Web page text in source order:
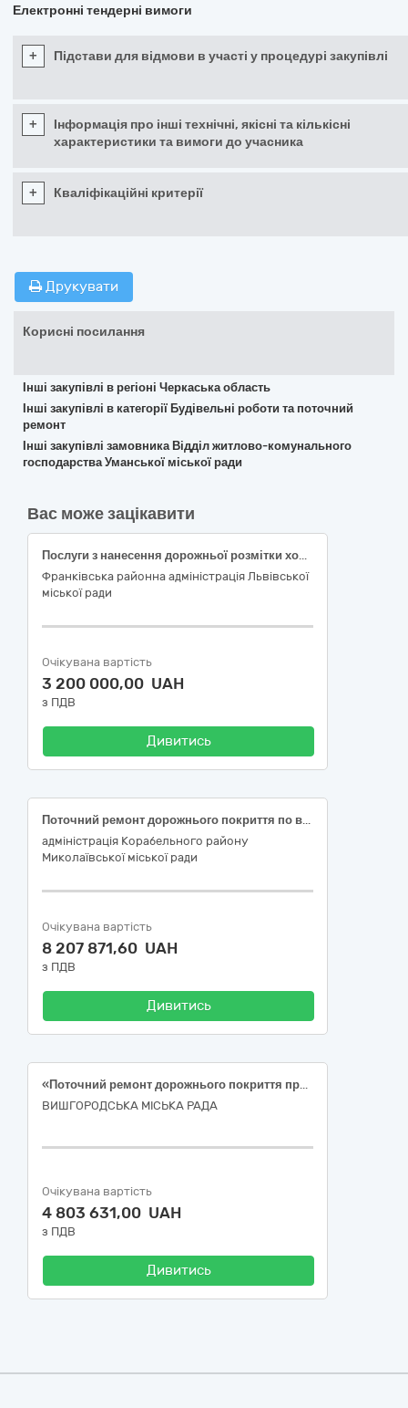
Електронні тендерні вимоги
+ Підстави для відмови в участі у процедурі закупівлі
+
Інформація про інші технічні, якісні та кількісні
характеристики та вимоги до учасника
+ Кваліфікаційні критерії
Друкувати
Корисні посилання
Інші закупівлі в регіоні Черкаська область
Інші закупівлі в категорії Будівельні роботи та поточний
ремонт
Інші закупівлі замовника Відділ житлово-комунального
господарства Уманської міської ради
Вас може зацікавити
Послуги з нанесення дорожньої розмітки холодним пластиком на вул.Стрийській (від вул.Наукової до межі міста) на території Франківського району м. Львова. ДК 021:2015 - 45230000-8. Будівництво трубопроводів, ліній зв’язку та електропередач, шосе, доріг, аеродромів і залізничних доріг; вирівнювання поверхонь
Франківська районна адміністрація Львівської
міської ради
Очікувана вартість
3 200 000,00 UAH
з ПДВ
Дивитись
Поточний ремонт дорожнього покриття по вулиці Андрія Антонюка від проспекту Богоявленського до вул. Ударної у Корабельному районі міста Миколаєва
адміністрація Корабельного району
Миколаївської міської ради
Очікувана вартість
8 207 871,60 UAH
з ПДВ
Дивитись
«Поточний ремонт дорожнього покриття проїзної частини вул. Шолуденка в м. Вишгород» (ДК 021:2015:45233142-6 - Ремонт доріг)
ВИШГОРОДСЬКА МІСЬКА РАДА
Очікувана вартість
4 803 631,00 UAH
з ПДВ
Дивитись